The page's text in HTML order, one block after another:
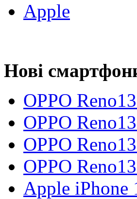
Apple
Нові
OPPO
OPPO
OPPO
OPPO
Apple iPhone